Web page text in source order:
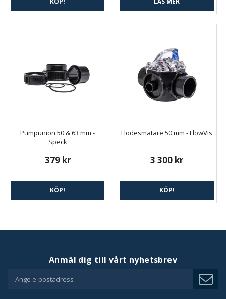
Pumpunion 50 & 63 mm -
Speck
379 kr
KÖP!
Flödesmätare 50 mm - FlowVis
3 300 kr
KÖP!
Anmäl dig till vårt nyhetsbrev